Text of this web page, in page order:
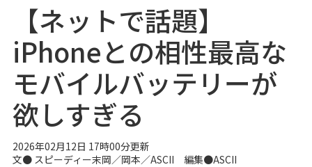
【ネットで話題】
iPhoneとの相性最高な
モバイルバッテリーが
欲しすぎる
2026年02月12日 17時00分更新
文● スピーディー末岡／岡本／ASCII 編集●ASCII